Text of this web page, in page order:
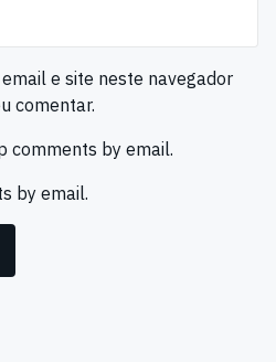
e site neste navegador
comentar.
comments by email.
by email.